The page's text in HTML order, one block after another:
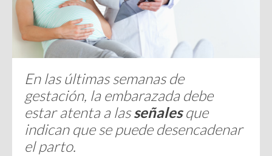
En las últimas semanas de
gestación, la embarazada debe
estar atenta a lasseñalesque
indican que se puede desencadenar
el parto.